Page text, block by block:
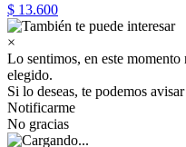
$ 13.600
×
Lo sentimos, en este
elegido.
Si lo deseas, te podemos
Notificarme
No gracias